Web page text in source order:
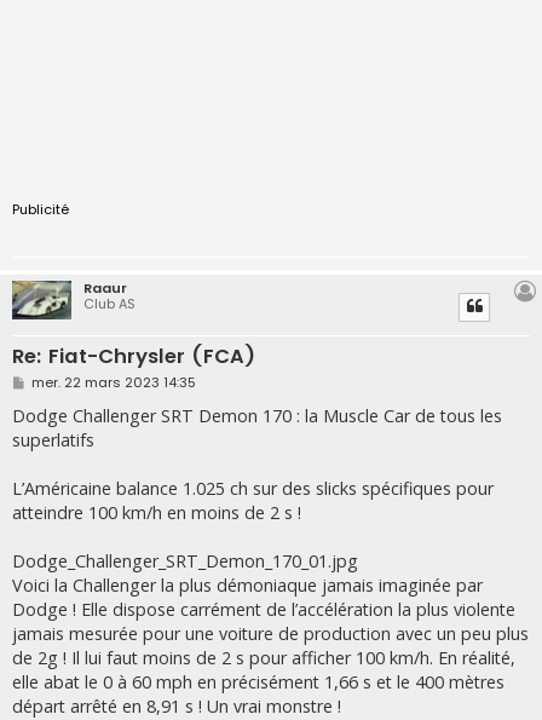
Publicité
Raaur
Club AS
Re: Fiat-Chrysler (FCA)
M
s
s
a
mer. 22 mars 2023 14:35
Dodge Challenger SRT Demon 170 : la Muscle Car de tous les
superlatifs
L’Américaine balance 1.025 ch sur des slicks spécifiques pour
atteindre 100 km/h en moins de 2 s !
Dodge_Challenger_SRT_Demon_170_01.jpg
Voici la Challenger la plus démoniaque jamais imaginée par
Dodge ! Elle dispose carrément de l’accélération la plus violente
jamais mesurée pour une voiture de production avec un peu plus
de 2g ! Il lui faut moins de 2 s pour afficher 100 km/h. En réalité,
elle abat le 0 à 60 mph en précisément 1,66 s et le 400 mètres
départ arrêté en 8,91 s ! Un vrai monstre !